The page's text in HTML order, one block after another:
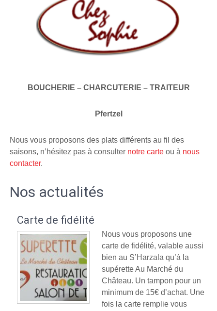
BOUCHERIE – CHARCUTERIE – TRAITEUR
Pfertzel
Nous vous proposons des plats différents au fil des
saisons, n’hésitez pas à consulter notre carte ou à nous
contacter.
Nos actualités
Carte de fidélité
Nous vous proposons une
carte de fidélité, valable aussi
bien au S’Harzala qu’à la
supérette Au Marché du
Château. Un tampon pour un
minimum de 15€ d’achat. Une
fois la carte remplie vous